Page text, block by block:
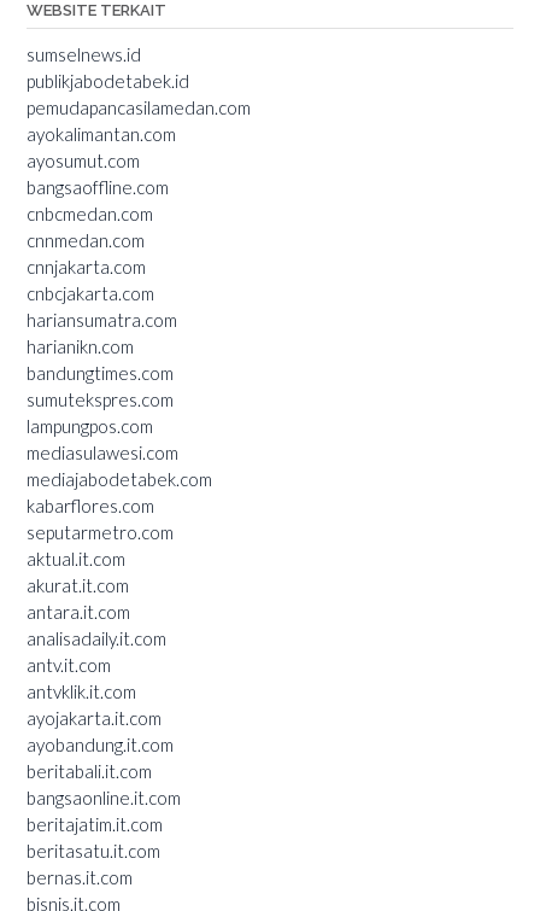
WEBSITE TERKAIT
sumselnews.id
publikjabodetabek.id
pemudapancasilamedan.com
ayokalimantan.com
ayosumut.com
bangsaoffline.com
cnbcmedan.com
cnnmedan.com
cnnjakarta.com
cnbcjakarta.com
hariansumatra.com
harianikn.com
bandungtimes.com
sumutekspres.com
lampungpos.com
mediasulawesi.com
mediajabodetabek.com
kabarflores.com
seputarmetro.com
aktual.it.com
akurat.it.com
antara.it.com
analisadaily.it.com
antv.it.com
antvklik.it.com
ayojakarta.it.com
ayobandung.it.com
beritabali.it.com
bangsaonline.it.com
beritajatim.it.com
beritasatu.it.com
bernas.it.com
bisnis.it.com